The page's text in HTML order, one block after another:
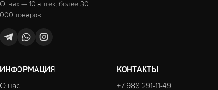
Огнях — 10 аптек, более 30
000 товаров.
ИНФОРМАЦИЯ
О нас
КОНТАКТЫ
+7 988 291-11-49